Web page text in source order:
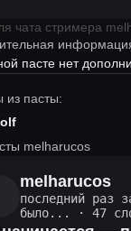
чата стримера
пасте нет
пасты:
melharucos
melharucos
последний раз
было...
· 47